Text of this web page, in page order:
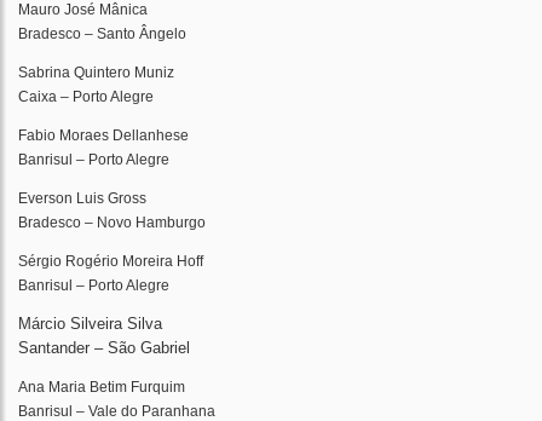
Mauro José Mânica
Bradesco – Santo Ângelo
Sabrina Quintero Muniz
Caixa – Porto Alegre
Fabio Moraes Dellanhese
Banrisul – Porto Alegre
Everson Luis Gross
Bradesco – Novo Hamburgo
Sérgio Rogério Moreira Hoff
Banrisul – Porto Alegre
Márcio Silveira Silva
Santander – São Gabriel
Ana Maria Betim Furquim
Banrisul – Vale do Paranhana